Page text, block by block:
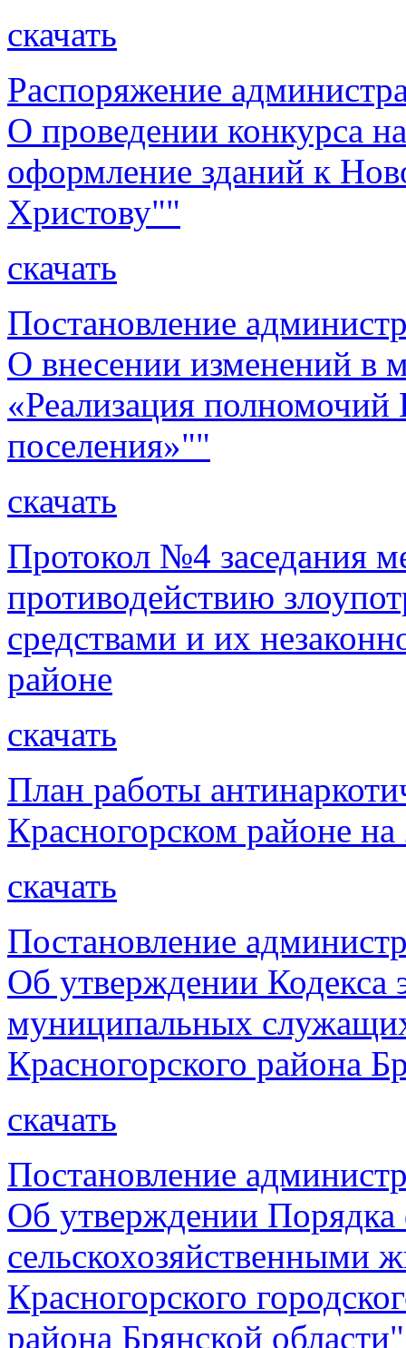
скачать
Распоряжение
О проведении конкурса
оформление зданий к
Христову""
скачать
Постановление
О внесении изменений в
«Реализация полномочий
поселения»""
скачать
Протокол №4 заседания
противодействию
средствами и их
районе
скачать
План работы
Красногорском районе на
скачать
Постановление
Об утверждении Кодекса
муниципальных
Красногорского района
скачать
Постановление
Об утверждении Порядка
сельскохозяйственными
Красногорского
района Брянской